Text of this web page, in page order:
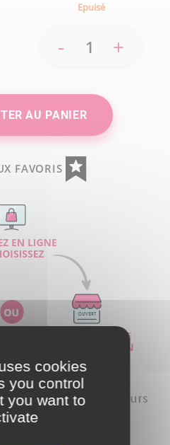
Epuisé
- +
AU PANIER
FAVORIS
pour les connaisseurs
cookies
you control
you want to